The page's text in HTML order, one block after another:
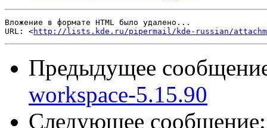
Вложение в формате HTML было удалено...
URL: <http://lists.kde.ru/pipermail/kde-russian/
Предыдущее
workspace-5.15.90
Следующее